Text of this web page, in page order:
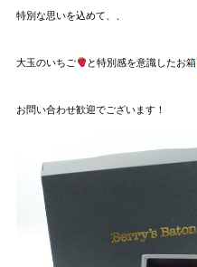
特別な思いを込めて、、
大玉のいちご と特別感を意識したお箱
お問い合わせ歓迎でございます！